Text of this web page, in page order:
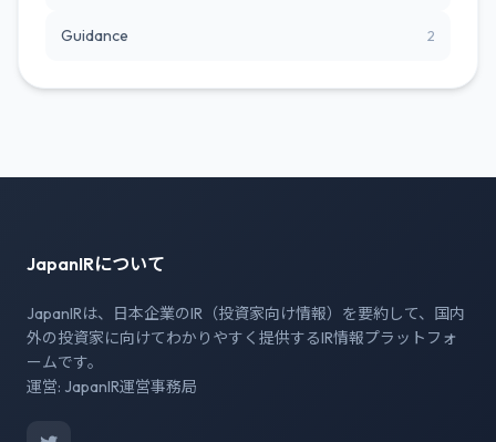
Guidance 2
JapanIRについて
JapanIRは、日本企業のIR（投資家向け情報）を要約して、国内
外の投資家に向けてわかりやすく提供するIR情報プラットフォ
ームです。
運営: JapanIR運営事務局